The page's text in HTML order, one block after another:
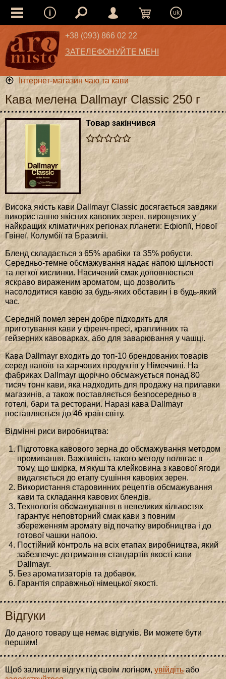
uk
+38 (093) 866 02 22
ЗАТЕЛЕФОНУЙТЕ МЕНІ
Інтернет-магазин чаю та кави
Кава мелена Dallmayr Classic 250 г
Товар закінчився
Висока якість кави Dallmayr Classic досягається завдяки
використанню якісних кавових зерен, вирощених у
найкращих кліматичних регіонах планети: Ефіопії, Нової
Гвінеї, Колумбії та Бразилії.
Бленд складається з 65% арабіки та 35% робусти.
Середньо-темне обсмажування надає напою щільності
та легкої кислинки. Насичений смак доповнюється
яскраво вираженим ароматом, що дозволить
насолодитися кавою за будь-яких обставин і в будь-який
час.
Середній помел зерен добре підходить для
приготування кави у френч-пресі, краплинних та
гейзерних кавоварках, або для заварювання у чашці.
Кава Dallmayr входить до топ-10 брендованих товарів
серед напоїв та харчових продуктів у Німеччині. На
фабриках Dallmayr щорічно обсмажується понад 80
тисяч тонн кави, яка надходить для продажу на прилавки
магазинів, а також поставляється безпосередньо в
готелі, бари та ресторани. Наразі кава Dallmayr
поставляється до 46 країн світу.
Відмінні риси виробництва:
Підготовка кавового зерна до обсмажування методом
промивання. Важливість такого методу полягає в
тому, що шкірка, м'якуш та клейковина з кавової ягоди
видаляється до етапу сушіння кавових зерен.
Використання старовинних рецептів обсмажування
кави та складання кавових блендів.
Технологія обсмажування в невеликих кількостях
гарантує неповторний смак кави з повним
збереженням аромату від початку виробництва і до
готової чашки напою.
Постійний контроль на всіх етапах виробництва, який
забезпечує дотримання стандартів якості кави
Dallmayr.
Без ароматизаторів та добавок.
Гарантія справжньої німецької якості.
Відгуки
До даного товару ще немає відгуків. Ви можете бути
першим!
Щоб залишити відгук під своїм логіном, увійдіть або